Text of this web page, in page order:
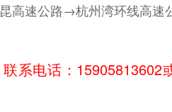
速公路→杭州湾环线高速
联系电话：15905813602